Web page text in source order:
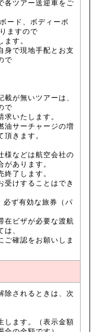
各ツアー送迎車をご
ード、ボディーボ
ますので
す。
身で現地手配とお支
で
が無いツアーは、
で
いたします。
油サーチャージの増
きます。
などは航空会社の
あります。
了します。
けすることはでき
必ず有効な旅券（パ
在ビザが必要な渡航
、
ご確認をお願いしま
除されるときは、次
します。（表示金額